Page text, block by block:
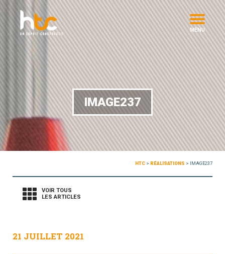
MENU
IMAGE237
HTC > RÉALISATIONS > IMAGE237
VOIR TOUS
LES ARTICLES
21 JUILLET 2021